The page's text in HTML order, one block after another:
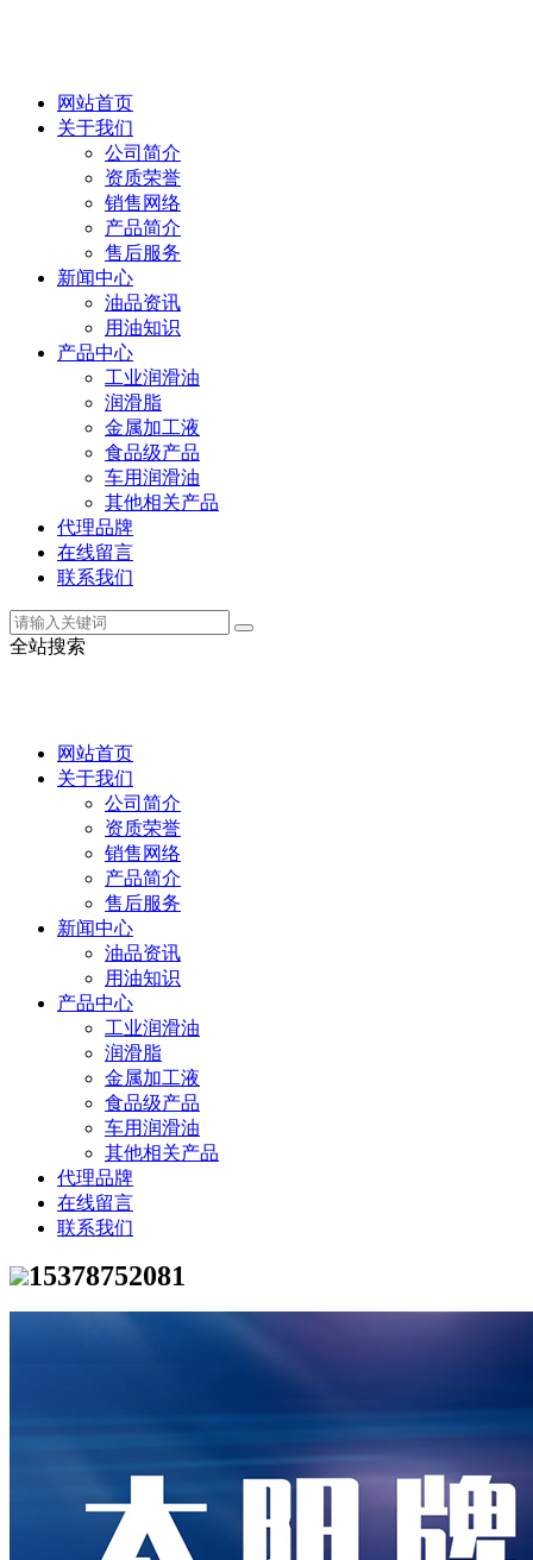
网站首页
关于我们
公司简介
资质荣誉
销售网络
产品简介
售后服务
新闻中心
油品资讯
用油知识
产品中心
工业润滑油
润滑脂
金属加工液
食品级产品
车用润滑油
其他相关产品
代理品牌
在线留言
联系我们
全站搜索
网站首页
关于我们
公司简介
资质荣誉
销售网络
产品简介
售后服务
新闻中心
油品资讯
用油知识
产品中心
工业润滑油
润滑脂
金属加工液
食品级产品
车用润滑油
其他相关产品
代理品牌
在线留言
联系我们
15378752081